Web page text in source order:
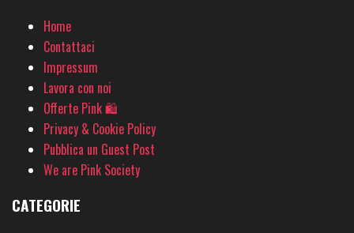
Home
Contattaci
Impressum
Lavora con noi
Offerte Pink 🛍
Privacy & Cookie Policy
Pubblica un Guest Post
We are Pink Society
CATEGORIE